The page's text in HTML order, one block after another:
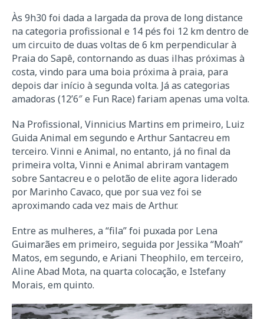
Às 9h30 foi dada a largada da prova de long distance
na categoria profissional e 14 pés foi 12 km dentro de
um circuito de duas voltas de 6 km perpendicular à
Praia do Sapê, contornando as duas ilhas próximas à
costa, vindo para uma boia próxima à praia, para
depois dar início à segunda volta. Já as categorias
amadoras (12’6″ e Fun Race) fariam apenas uma volta.
Na Profissional, Vinnicius Martins em primeiro, Luiz
Guida Animal em segundo e Arthur Santacreu em
terceiro. Vinni e Animal, no entanto, já no final da
primeira volta, Vinni e Animal abriram vantagem
sobre Santacreu e o pelotão de elite agora liderado
por Marinho Cavaco, que por sua vez foi se
aproximando cada vez mais de Arthur.
Entre as mulheres, a “fila” foi puxada por Lena
Guimarães em primeiro, seguida por Jessika “Moah”
Matos, em segundo, e Ariani Theophilo, em terceiro,
Aline Abad Mota, na quarta colocação, e Istefany
Morais, em quinto.